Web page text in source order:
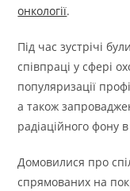
онкології.
Під час зустрічі
співпраці у сфері
популяризації
а також
радіаційного фону
Домовилися про
спрямованих на